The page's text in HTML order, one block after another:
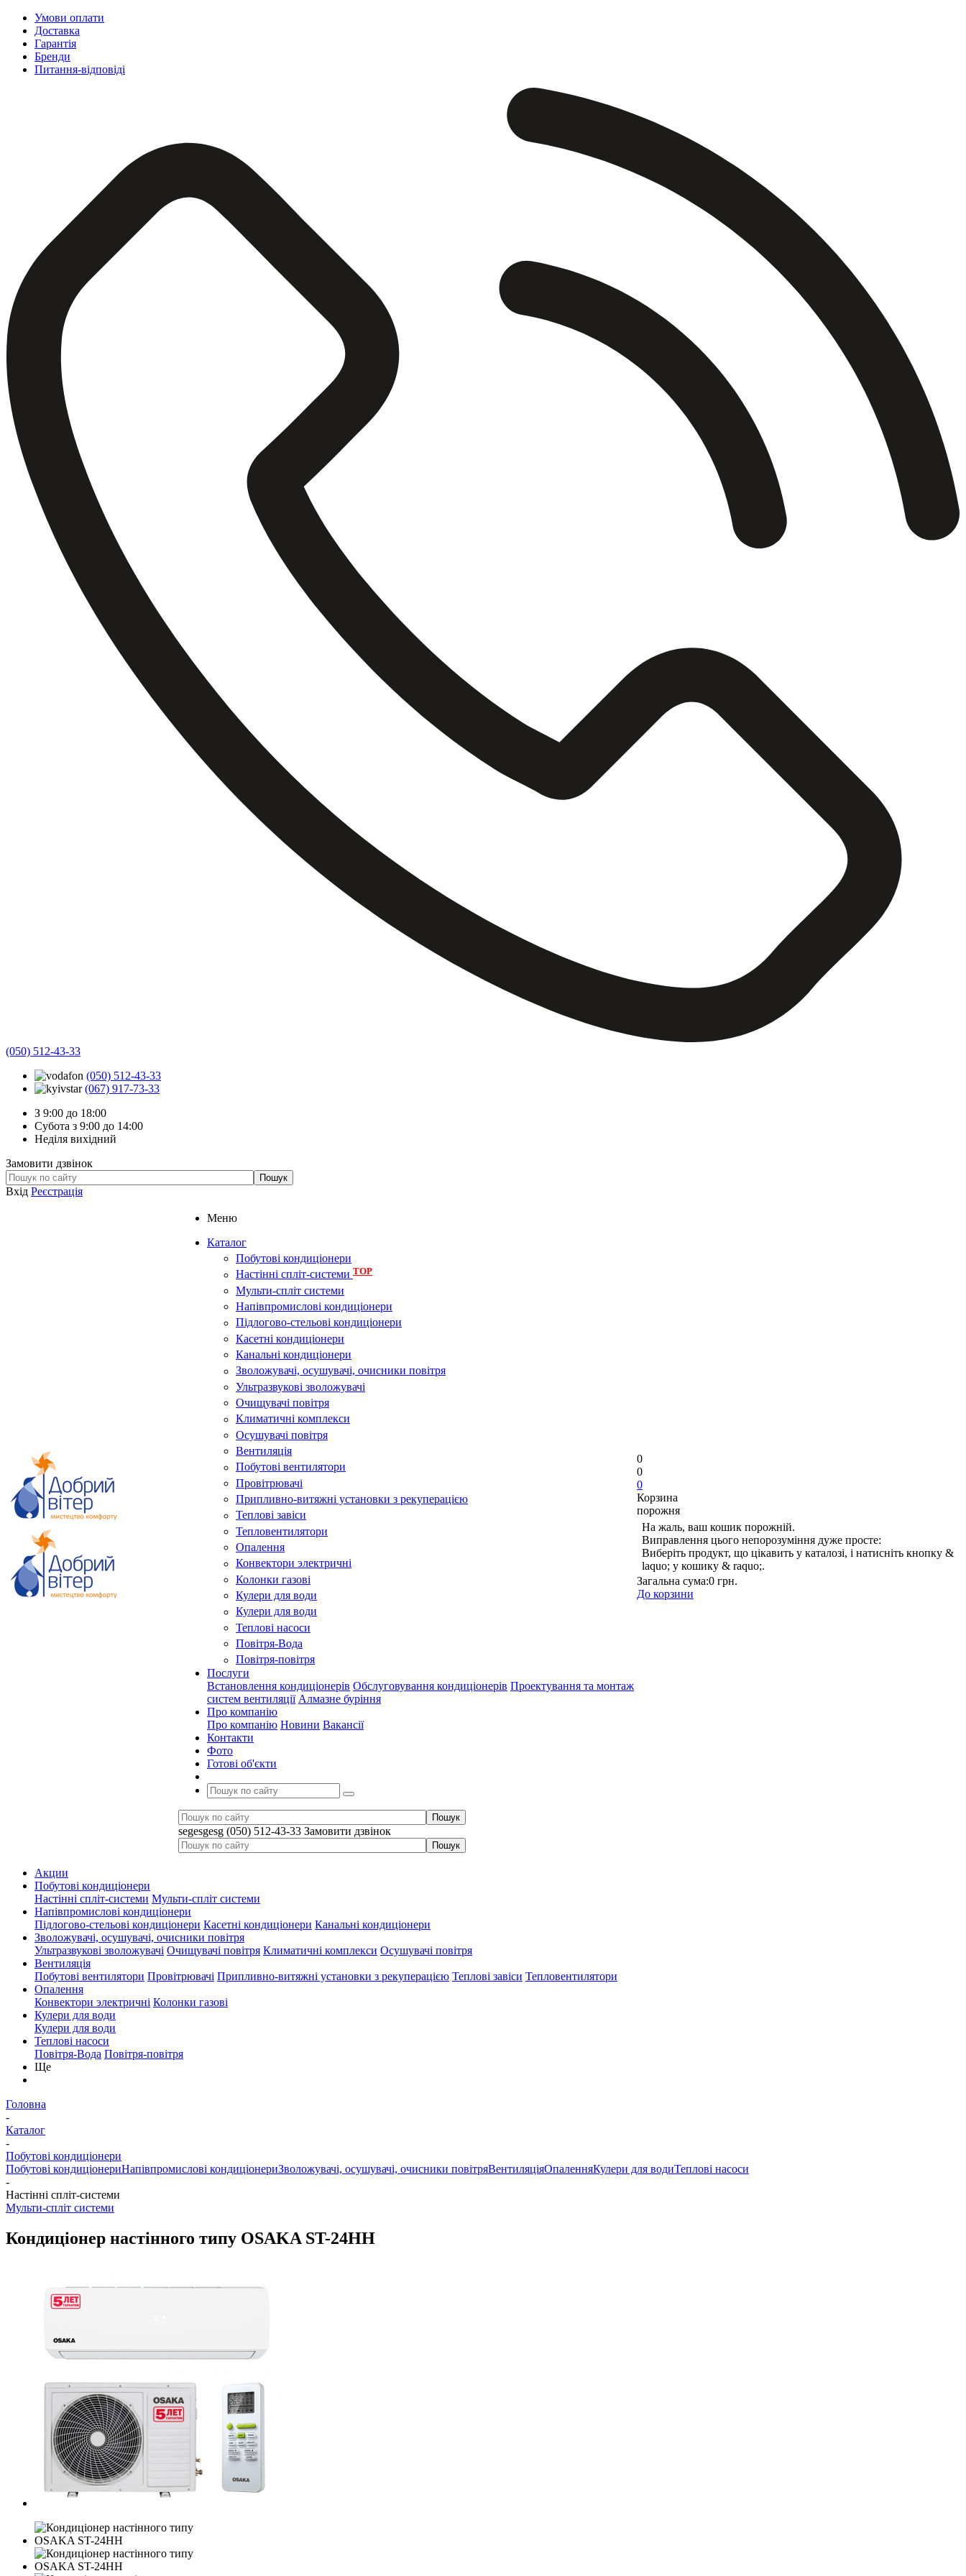
Умови оплати
Доставка
Гарантія
Бренди
Питання-відповіді
(050) 512-43-33
(050) 512-43-33
(067) 917-73-33
З 9:00 до 18:00
Субота з 9:00 до 14:00
Неділя вихідний
Замовити дзвінок
Вхід Реєстрація
Меню
Каталог
Побутові кондиціонери
Настінні спліт-системи TOP
Мульти-спліт системи
Напівпромислові кондиціонери
Підлогово-стельові кондиціонери
Касетні кондиціонери
Канальні кондиціонери
Зволожувачі, осушувачі, очисники повітря
Ультразвукові зволожувачі
Очищувачі повітря
Климатичні комплекси
Осушувачі повітря
Вентиляція
Побутові вентилятори
Провітрювачі
Припливно-витяжні установки з рекуперацією
Теплові завіси
Тепловентилятори
Опалення
Конвектори электричні
Колонки газові
Кулери для води
Кулери для води
Теплові насоси
Повітря-Вода
Повітря-повітря
Послуги
Встановлення кондиціонерів Обслуговування кондиціонерів Проектування та монтаж
систем вентиляції Алмазне буріння
Про компанію
Про компанію Новини Вакансії
Контакти
Фото
Готові об'єкти
segesgesg (050) 512-43-33 Замовити дзвінок
0
0
0
Корзина
порожня
На жаль, ваш кошик порожній.
Виправлення цього непорозуміння дуже просте:
Виберіть продукт, що цікавить у каталозі, і натисніть кнопку &
laquo; у кошику & raquo;.
Загальна сума:0 грн.
До корзини
Акции
Побутові кондиціонери
Настінні спліт-системи Мульти-спліт системи
Напівпромислові кондиціонери
Підлогово-стельові кондиціонери Касетні кондиціонери Канальні кондиціонери
Зволожувачі, осушувачі, очисники повітря
Ультразвукові зволожувачі Очищувачі повітря Климатичні комплекси Осушувачі повітря
Вентиляція
Побутові вентилятори Провітрювачі Припливно-витяжні установки з рекуперацією Теплові завіси Тепловентилятори
Опалення
Конвектори электричні Колонки газові
Кулери для води
Кулери для води
Теплові насоси
Повітря-Вода Повітря-повітря
Ще
Головна
-
Каталог
-
Побутові кондиціонери
Побутові кондиціонериНапівпромислові кондиціонериЗволожувачі, осушувачі, очисники повітряВентиляціяОпаленняКулери для водиТеплові насоси
-
Настінні спліт-системи
Мульти-спліт системи
Кондиціонер настінного типу OSAKA ST-24HH